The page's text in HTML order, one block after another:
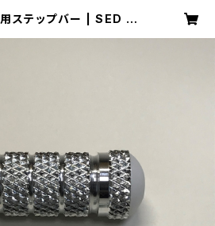
ステップバー | SED O